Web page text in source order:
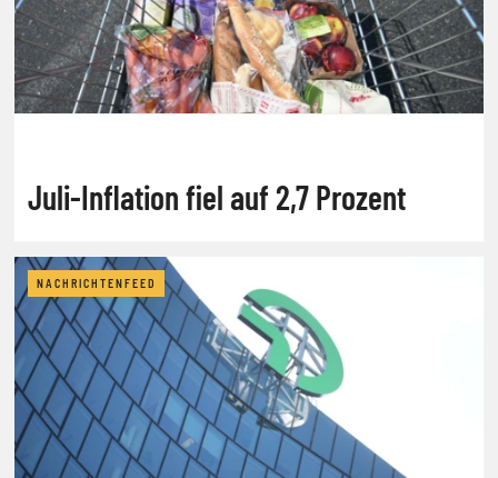
Juli-Inflation fiel auf 2,7 Prozent
NACHRICHTENFEED